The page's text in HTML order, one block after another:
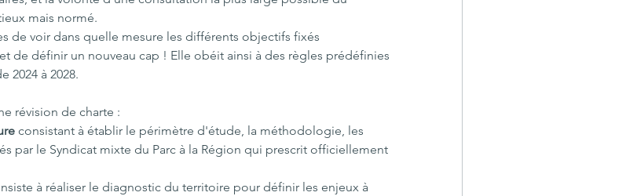
mais normé.
de voir dans quelle mesure les différents objectifs fixés
de définir un nouveau cap ! Elle obéit ainsi à des règles prédéfinies
2024 à 2028.
révision de charte :
consistant à établir le périmètre d'étude, la méthodologie, les
par le Syndicat mixte du Parc à la Région qui prescrit officiellement
à réaliser le diagnostic du territoire pour définir les enjeux à